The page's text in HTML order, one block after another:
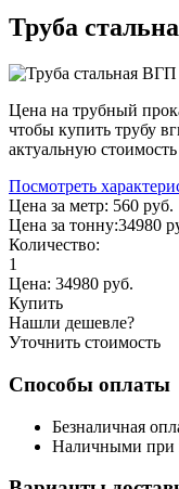
Труба
Цена на трубный
чтобы купить трубу
актуальную
Посмотреть
Цена за метр: 560 руб.
Цена за тонну:34980
Количество:
1
Цена: 34980 руб.
Купить
Нашли дешевле?
Уточнить стоимость
Способы оплаты
Безналичная
Наличными при